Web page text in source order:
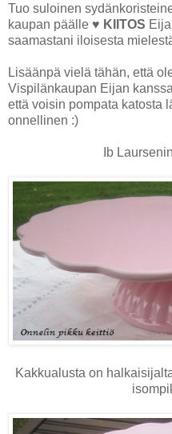
Tuo suloinen
kaupan päälle ♥ KIITOS
saamastani iloisesta
Lisäänpä vielä tähän, että
Vispilänkaupan Eijan
että voisin pompata katosta
onnellinen :)
Ib
Kakkualusta on